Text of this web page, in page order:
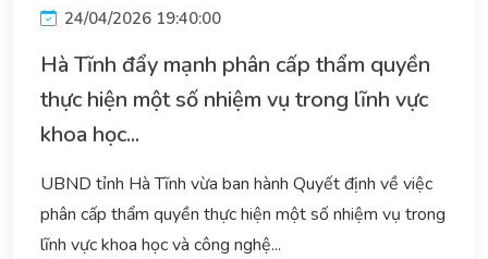
24/04/2026 19:40:00
Hà Tĩnh đẩy mạnh phân cấp thẩm quyền
thực hiện một số nhiệm vụ trong lĩnh vực
khoa học...
UBND tỉnh Hà Tĩnh vừa ban hành Quyết định về việc
phân cấp thẩm quyền thực hiện một số nhiệm vụ trong
lĩnh vực khoa học và công nghệ...